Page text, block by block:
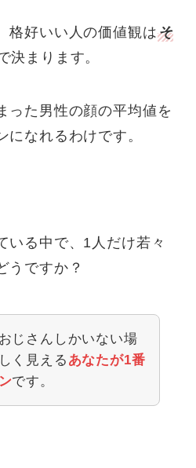
格好いい人の価値観はそ
決まります。
った男性の顔の平均値を
になれるわけです。
いる中で、1人だけ若々
うですか？
じさんしかいない場
く見える あなたが1番
です。